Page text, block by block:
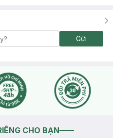
Gửi
CHO BẠN